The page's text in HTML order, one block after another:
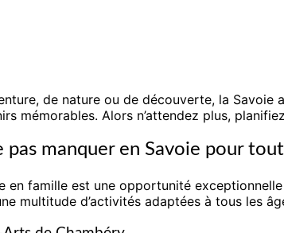
de nature ou de découverte, la
mémorables. Alors n’attendez plus,
pas manquer en Savoie pour
en famille est une opportunité
multitude d’activités adaptées à tous les